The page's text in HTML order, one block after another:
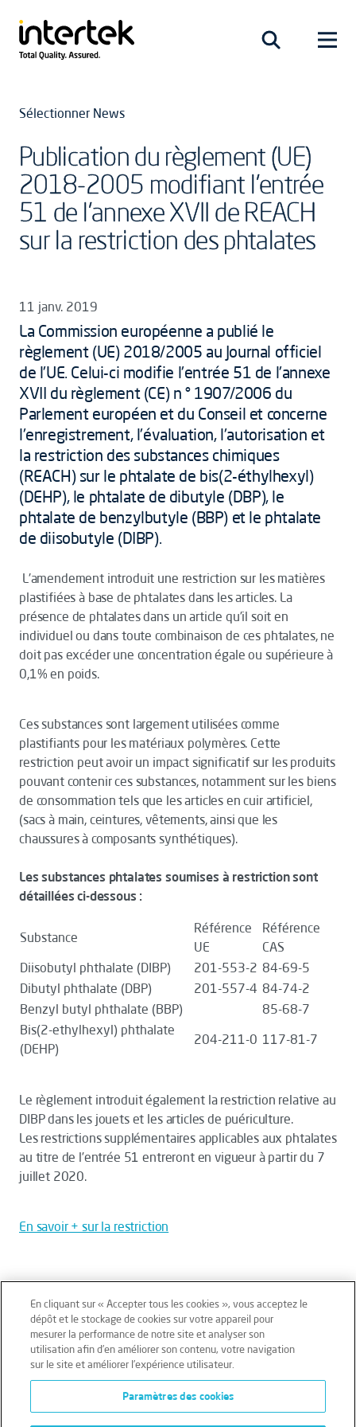
Sélectionner News
Publication du règlement (UE)
2018-2005 modifiant l'entrée
51 de l'annexe XVII de REACH
sur la restriction des phtalates
11 janv. 2019
La Commission européenne a publié le
règlement (UE) 2018/2005 au Journal officiel
de l'UE. Celui-ci modifie l'entrée 51 de l'annexe
XVII du règlement (CE) n ° 1907/2006 du
Parlement européen et du Conseil et concerne
l'enregistrement, l'évaluation, l'autorisation et
la restriction des substances chimiques
(REACH) sur le phtalate de bis(2-éthylhexyl)
(DEHP), le phtalate de dibutyle (DBP), le
phtalate de benzylbutyle (BBP) et le phtalate
de diisobutyle (DIBP).
L'amendement introduit une restriction sur les matières
plastifiées à base de phtalates dans les articles. La
présence de phtalates dans un article qu’il soit en
individuel ou dans toute combinaison de ces phtalates, ne
doit pas excéder une concentration égale ou supérieure à
0,1% en poids.
Ces substances sont largement utilisées comme
plastifiants pour les matériaux polymères. Cette
restriction peut avoir un impact significatif sur les produits
pouvant contenir ces substances, notamment sur les biens
de consommation tels que les articles en cuir artificiel,
(sacs à main, ceintures, vêtements, ainsi que les
chaussures à composants synthétiques).
Les substances phtalates soumises à restriction sont
détaillées ci-dessous :
Substance
Référence
UE
Référence
CAS
Diisobutyl phthalate (DIBP)
201-553-2 84-69-5
Dibutyl phthalate (DBP)
201-557-4 84-74-2
Benzyl butyl phthalate (BBP)
85-68-7
Bis(2-ethylhexyl) phthalate
(DEHP)
204-211-0 117-81-7
Le règlement introduit également la restriction relative au
DIBP dans les jouets et les articles de puériculture.
Les restrictions supplémentaires applicables aux phtalates
au titre de l’entrée 51 entreront en vigueur à partir du 7
juillet 2020.
En savoir + sur la restriction
Mentions légales
Conditions générales
Données personnelles
Données personnelles – Volontaires
Cookies
En cliquant sur « Accepter tous les cookies », vous acceptez le
dépôt et le stockage de cookies sur votre appareil pour
mesurer la performance de notre site et analyser son
utilisation afin d’en améliorer son contenu, votre navigation
sur le site et améliorer l’expérience utilisateur.
Paramètres des cookies